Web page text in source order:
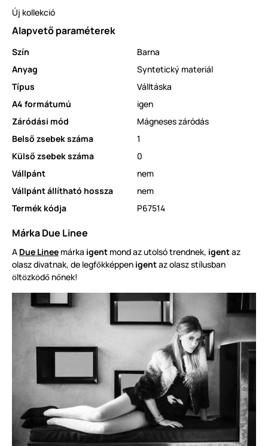
Új kollekció
Alapvető paraméterek
Szín
Barna
Anyag
Syntetický materiál
Típus
Válltáska
A4 formátumú
igen
Záródási mód
Mágneses záródás
Belső zsebek száma
1
Külső zsebek száma
0
Vállpánt
nem
Vállpánt állítható hossza
nem
Termék kódja
P67514
Márka Due Linee
A Due Linee márka igent mond az utolsó trendnek, igentaz
olasz divatnak, de legfőkképpen igentaz olasz stílusban
öltözködő nőnek!